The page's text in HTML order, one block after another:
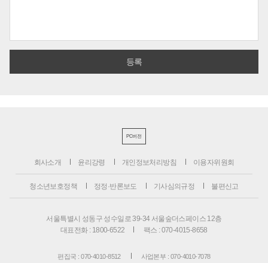
PC버전
회사소개 윤리강령 개인정보처리방침 이용자위원회
청소년보호정책 정정·반론보도 기사심의규정 불편신고
서울특별시 성동구 성수일로 39-34 서울숲더스페이스 12층
대표전화 : 1800-6522
팩스 : 070-4015-8658
편집국 : 070-4010-8512 사업본부 : 070-4010-7078